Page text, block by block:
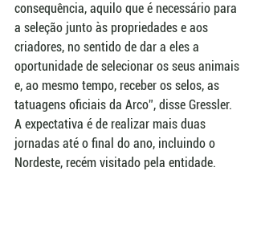
consequência, aquilo que é necessário para
a seleção junto às propriedades e aos
criadores, no sentido de dar a eles a
oportunidade de selecionar os seus animais
e, ao mesmo tempo, receber os selos, as
tatuagens oficiais da Arco”, disse Gressler.
A expectativa é de realizar mais duas
jornadas até o final do ano, incluindo o
Nordeste, recém visitado pela entidade.